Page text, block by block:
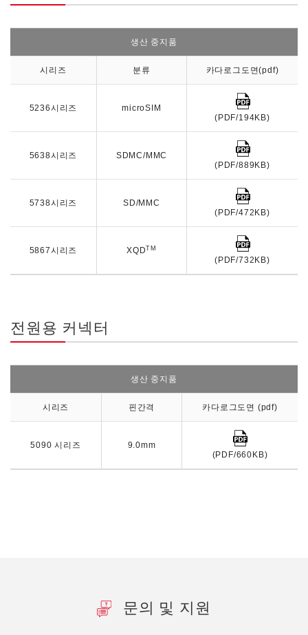
생산 중지품
시리즈 분류 카다로그도면(pdf)
5236시리즈
microSIM
(PDF/194KB)
5638시리즈
SDMC/MMC
(PDF/889KB)
5738시리즈
SD/MMC
(PDF/472KB)
5867시리즈 XQDTM
(PDF/732KB)
전원용 커넥터
생산 중지품
시리즈 핀간격 카다로그도면 (pdf)
5090 시리즈
9.0mm
(PDF/660KB)
문의 및 지원